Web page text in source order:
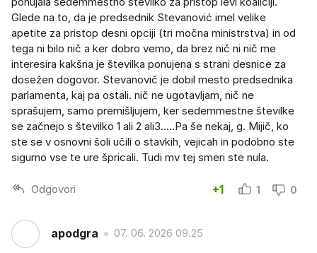
Glede na to, da je predsednik Stevanović imel velike
apetite za pristop desni opciji (tri močna ministrstva) in od
tega ni bilo nič a ker dobro vemo, da brez nič ni nič me
interesira kakšna je številka ponujena s strani desnice za
dosežen dogovor. Stevanovič je dobil mesto predsednika
parlamenta, kaj pa ostali. nič ne ugotavljam, nič ne
sprašujem, samo premišljujem, ker sedemmestne številke
se začnejo s številko 1 ali 2 ali3.....Pa še nekaj, g. Mijič, ko
ste se v osnovni šoli učili o stavkih, vejicah in podobno ste
sigurno vse te ure špricali. Tudi mv tej smeri ste nula.
Odgovori +1 1 0
apodgra 07. 06. 2026 09.25